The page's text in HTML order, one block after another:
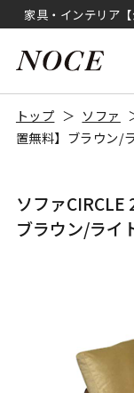
家具・インテリア
トップ ソファ
置無料】ブラウン/
ソファCIRCLE
ブラウン/ライ